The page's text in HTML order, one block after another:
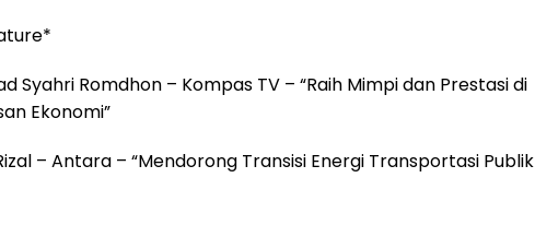
Syahri Romdhon – Kompas TV – “Raih Mimpi dan Prestasi di
Ekonomi”
– Antara – “Mendorong Transisi Energi Transportasi Publik